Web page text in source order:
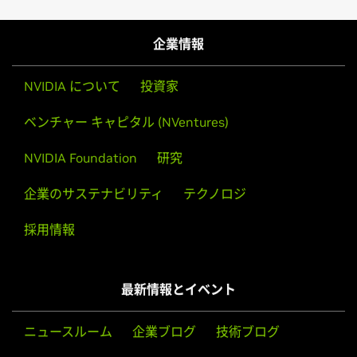
企業情報
NVIDIA について 投資家
ベンチャー キャピタル (NVentures)
NVIDIA Foundation 研究
企業のサステナビリティ テクノロジ
採用情報
最新情報とイベント
ニュースルーム 企業ブログ 技術ブログ